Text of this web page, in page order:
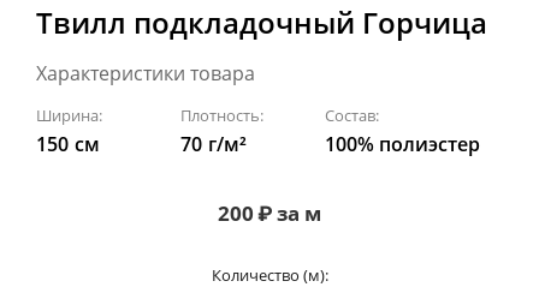
Твилл подкладочный Горчица
Характеристики товара
Ширина:
150 см
Плотность:
70 г/м²
Состав:
100% полиэстер
200₽за м
Количество (м):